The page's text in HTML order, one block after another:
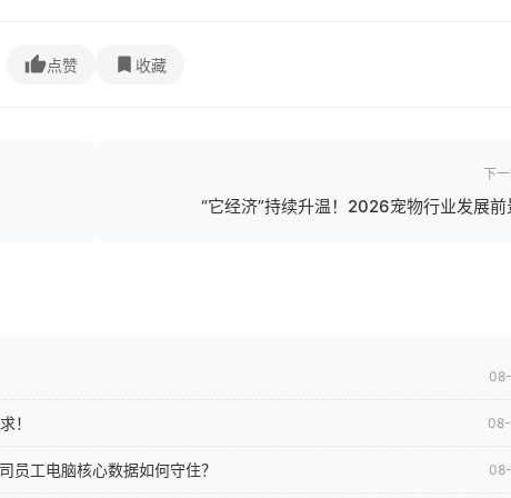
点赞 收藏
下
“它经济”持续升温！2026宠物行业发展前
！
员工电脑核心数据如何守住？